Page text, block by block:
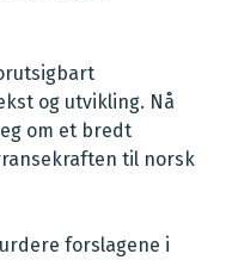
og utvikling. Nå
om et bredt
til norsk
forslagene i